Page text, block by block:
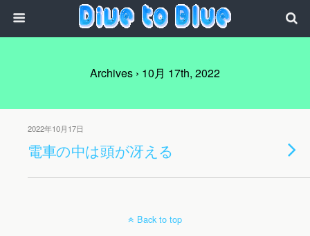
Archives › 10月 17th, 2022
2022年10月17日
電車の中は頭が冴える
Back to top